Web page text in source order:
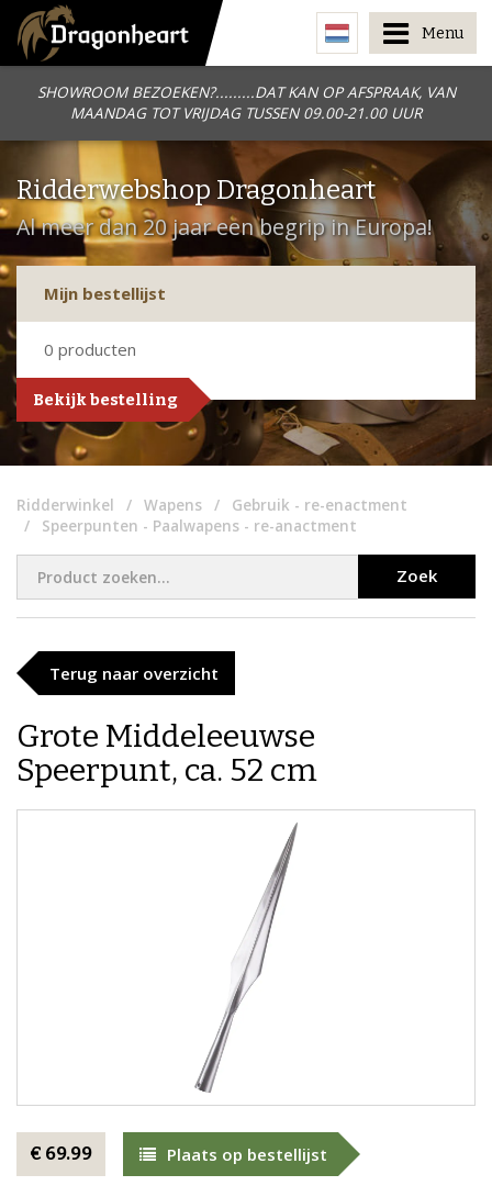
SHOWROOM BEZOEKEN?.........DAT KAN OP AFSPRAAK, VAN
MAANDAG TOT VRIJDAG TUSSEN 09.00-21.00 UUR
Menu
Ridderwebshop Dragonheart
Al meer dan 20 jaar een begrip in Europa!
Mijn bestellijst
0 producten
Bekijk bestelling
Ridderwinkel Wapens
Gebruik - re-enactment
Speerpunten - Paalwapens - re-anactment
Zoek
Terug naar overzicht
Grote Middeleeuwse
Speerpunt, ca. 52 cm
€ 69.99 Plaats op bestellijst